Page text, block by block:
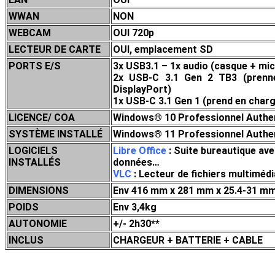
WWAN
NON
WEBCAM
OUI 720p
LECTEUR DE CARTE
OUI, emplacement SD
PORTS E/S
3x USB3.1 – 1x audio (casque +
2x USB-C 3.1 Gen 2 TB3
DisplayPort)
1x USB-C 3.1 Gen 1 (prend en
LICENCE/ COA
Windows® 10 Professionnel
SYSTÈME INSTALLÉ
Windows® 11 Professionnel
LOGICIELS
INSTALLÉS
Libre Office : Suite bureautique
données…
VLC : Lecteur de fichiers
DIMENSIONS
Env 416 mm x 281 mm x 25.4-31
POIDS
Env 3,4kg
AUTONOMIE
+/- 2h30**
INCLUS
CHARGEUR + BATTERIE + CABLE